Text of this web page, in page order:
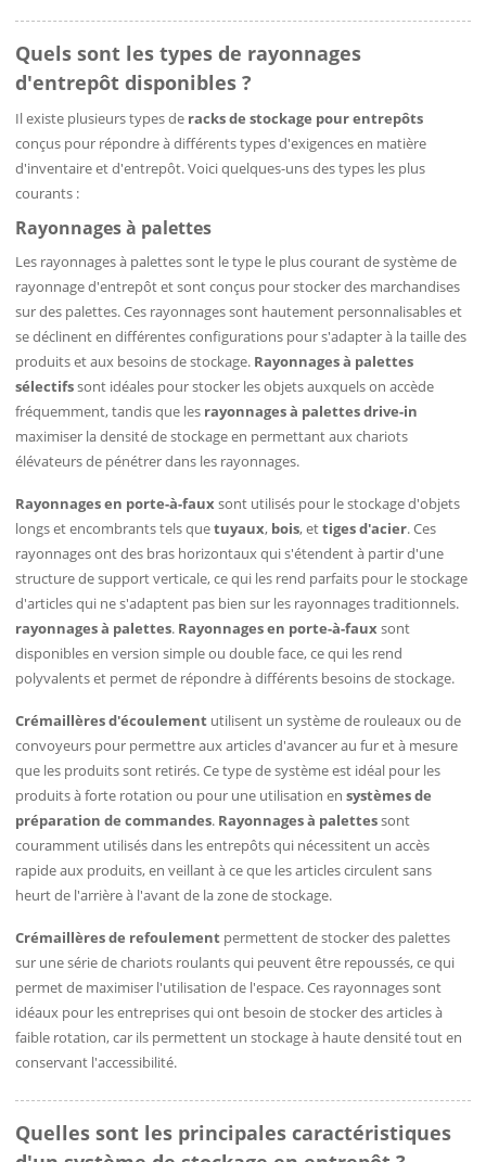
Quels sont les types de rayonnages
d'entrepôt disponibles ?
Il existe plusieurs types de racks de stockage pour entrepôts
conçus pour répondre à différents types d'exigences en matière
d'inventaire et d'entrepôt. Voici quelques-uns des types les plus
courants :
Rayonnages à palettes
Les rayonnages à palettes sont le type le plus courant de système de
rayonnage d'entrepôt et sont conçus pour stocker des marchandises
sur des palettes. Ces rayonnages sont hautement personnalisables et
se déclinent en différentes configurations pour s'adapter à la taille des
produits et aux besoins de stockage. Rayonnages à palettes
sélectifssont idéales pour stocker les objets auxquels on accède
fréquemment, tandis que les rayonnages à palettes drive-in
maximiser la densité de stockage en permettant aux chariots
élévateurs de pénétrer dans les rayonnages.
Rayonnages en porte-à-faux sont utilisés pour le stockage d'objets
longs et encombrants tels quetuyaux, bois, ettiges d'acier. Ces
rayonnages ont des bras horizontaux qui s'étendent à partir d'une
structure de support verticale, ce qui les rend parfaits pour le stockage
d'articles qui ne s'adaptent pas bien sur les rayonnages traditionnels.
rayonnages à palettes. Rayonnages en porte-à-faux sont
disponibles en version simple ou double face, ce qui les rend
polyvalents et permet de répondre à différents besoins de stockage.
Crémaillères d'écoulement utilisent un système de rouleaux ou de
convoyeurs pour permettre aux articles d'avancer au fur et à mesure
que les produits sont retirés. Ce type de système est idéal pour les
produits à forte rotation ou pour une utilisation ensystèmes de
préparation de commandes. Rayonnages à palettessont
couramment utilisés dans les entrepôts qui nécessitent un accès
rapide aux produits, en veillant à ce que les articles circulent sans
heurt de l'arrière à l'avant de la zone de stockage.
Crémaillères de refoulement permettent de stocker des palettes
sur une série de chariots roulants qui peuvent être repoussés, ce qui
permet de maximiser l'utilisation de l'espace. Ces rayonnages sont
idéaux pour les entreprises qui ont besoin de stocker des articles à
faible rotation, car ils permettent un stockage à haute densité tout en
conservant l'accessibilité.
Quelles sont les principales caractéristiques